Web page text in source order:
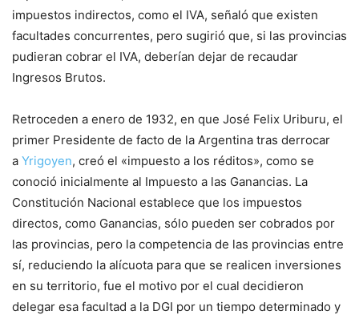
impuestos indirectos, como el IVA, señaló que existen
facultades concurrentes, pero sugirió que, si las provincias
pudieran cobrar el IVA, deberían dejar de recaudar
Ingresos Brutos.
Retroceden a enero de 1932, en que José Felix Uriburu, el
primer Presidente de facto de la Argentina tras derrocar
a Yrigoyen, creó el «impuesto a los réditos», como se
conoció inicialmente al Impuesto a las Ganancias. La
Constitución Nacional establece que los impuestos
directos, como Ganancias, sólo pueden ser cobrados por
las provincias, pero la competencia de las provincias entre
sí, reduciendo la alícuota para que se realicen inversiones
en su territorio, fue el motivo por el cual decidieron
delegar esa facultad a la DGI por un tiempo determinado y